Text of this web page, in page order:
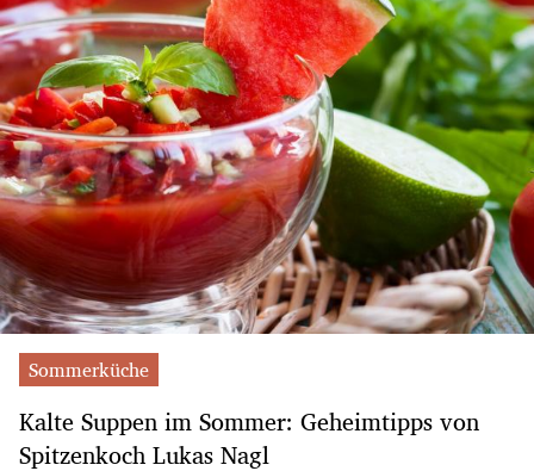
Sommerküche
Kalte Suppen im Sommer: Geheimtipps von
Spitzenkoch Lukas Nagl